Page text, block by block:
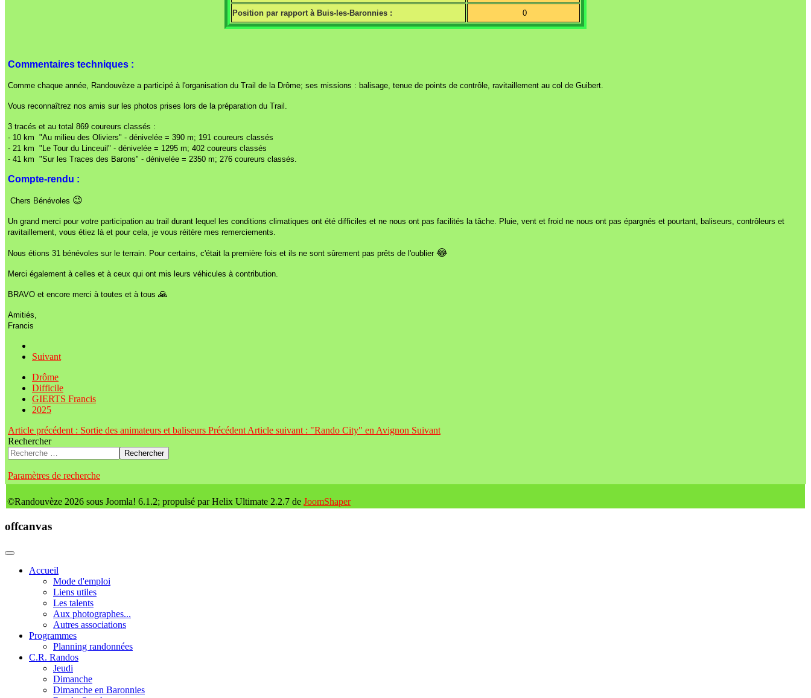
Position par rapport à Buis-les-Baronnies : 0
Commentaires techniques :
Comme chaque année, Randouvèze a participé à l'organisation du Trail de la Drôme; ses missions : balisage, tenue de points de contrôle, ravitaillement au col de Guibert.
Vous reconnaîtrez nos amis sur les photos prises lors de la préparation du Trail.
3 tracés et au total 869 coureurs classés :
- 10 km "Au milieu des Oliviers" - dénivelée = 390 m; 191 coureurs classés
- 21 km "Le Tour du Linceuil" - dénivelée = 1295 m; 402 coureurs classés
- 41 km "Sur les Traces des Barons" - dénivelée = 2350 m; 276 coureurs classés.
Compte-rendu :
Chers Bénévoles 😉
Un grand merci pour votre participation au trail durant lequel les conditions climatiques ont été difficiles et ne nous ont pas facilités la tâche. Pluie, vent et froid ne nous ont pas épargnés et pourtant, baliseurs, contrôleurs et
ravitaillement, vous étiez là et pour cela, je vous réitère mes remerciements.
Nous étions 31 bénévoles sur le terrain. Pour certains, c'était la première fois et ils ne sont sûrement pas prêts de l'oublier😂
Merci également à celles et à ceux qui ont mis leurs véhicules à contribution.
BRAVO et encore merci à toutes et à tous 🙏
Amitiés,
Francis
Suivant
Drôme
Difficile
GIERTS Francis
2025
Article précédent : Sortie des animateurs et baliseurs Précédent Article suivant : "Rando City" en Avignon Suivant
Rechercher
Rechercher
Paramètres de recherche
©Randouvèze 2026 sous Joomla! 6.1.2; propulsé par Helix Ultimate 2.2.7 de JoomShaper
offcanvas
Accueil
Mode d'emploi
Liens utiles
Les talents
Aux photographes...
Autres associations
Programmes
Planning randonnées
C.R. Randos
Jeudi
Dimanche
Dimanche en Baronnies